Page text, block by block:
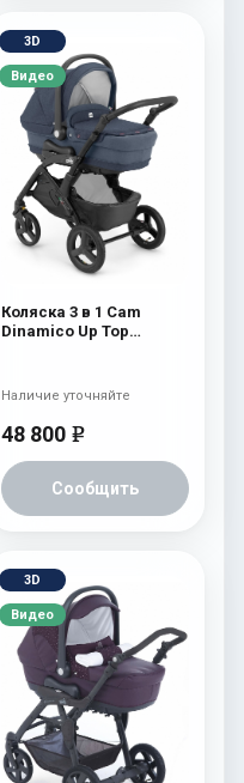
3D
Видео
Коляска 3 в 1 Cam
Dinamico Up Top
48 800 e
Сообщить
Наличие уточняйте
3D
Видео